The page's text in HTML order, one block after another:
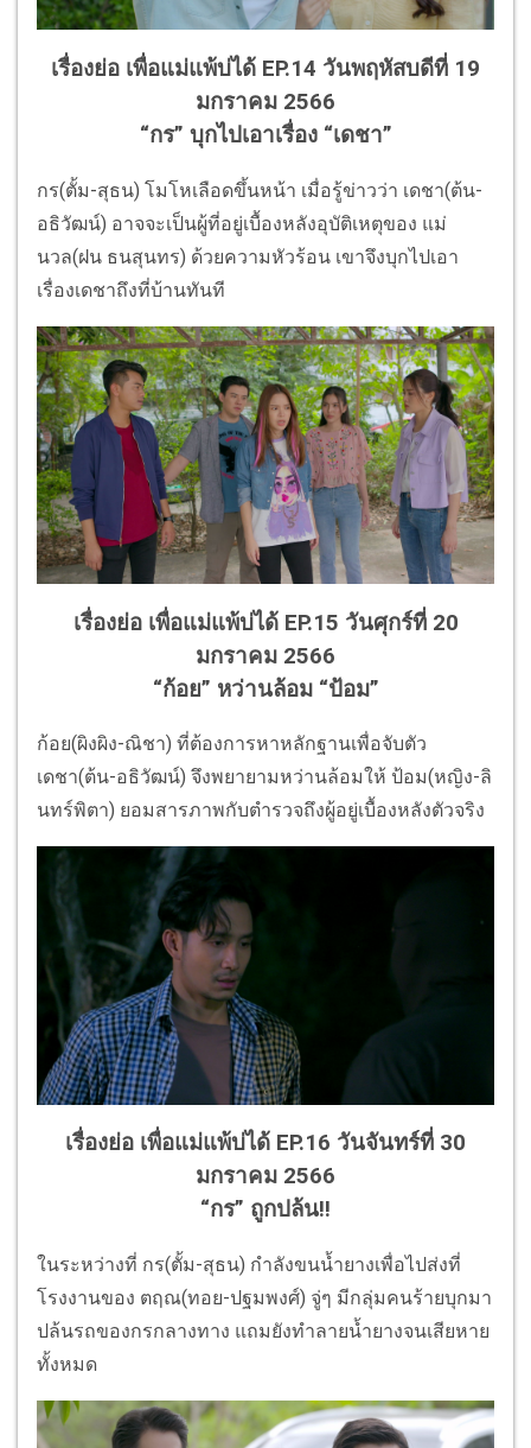
เรื่องย่อ เพื่อแม่แพ้บ่ได้ EP.14 วันพฤหัสบดีที่ 19
มกราคม 2566
“กร” บุกไปเอาเรื่อง “เดชา”
กร(ตั้ม-สุธน) โมโหเลือดขึ้นหน้า เมื่อรู้ข่าวว่า เดชา(ต้น-
อธิวัฒน์) อาจจะเป็นผู้ที่อยู่เบื้องหลังอุบัติเหตุของ แม่
นวล(ฝน ธนสุนทร) ด้วยความหัวร้อน เขาจึงบุกไปเอา
เรื่องเดชาถึงที่บ้านทันที
เรื่องย่อ เพื่อแม่แพ้บ่ได้ EP.15 วันศุกร์ที่ 20
มกราคม 2566
“ก้อย” หว่านล้อม “ป้อม”
ก้อย(ผิงผิง-ณิชา) ที่ต้องการหาหลักฐานเพื่อจับตัว
เดชา(ต้น-อธิวัฒน์) จึงพยายามหว่านล้อมให้ ป้อม(หญิง-ลิ
นทร์พิตา) ยอมสารภาพกับตำรวจถึงผู้อยู่เบื้องหลังตัวจริง
เรื่องย่อ เพื่อแม่แพ้บ่ได้ EP.16 วันจันทร์ที่ 30
มกราคม 2566
“กร” ถูกปล้น!!
ในระหว่างที่ กร(ตั้ม-สุธน) กำลังขนน้ำยางเพื่อไปส่งที่
โรงงานของ ตฤณ(ทอย-ปฐมพงศ์) จู่ๆ มีกลุ่มคนร้ายบุกมา
ปล้นรถของกรกลางทาง แถมยังทำลายน้ำยางจนเสียหาย
ทั้งหมด